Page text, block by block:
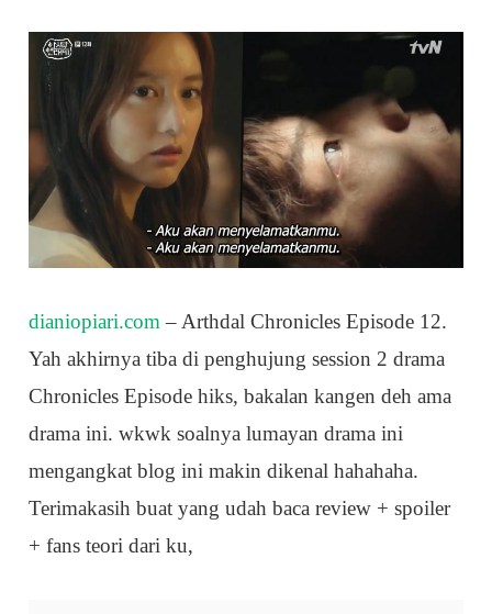
dianiopiari.com– Arthdal Chronicles Episode 12.
Yah akhirnya tiba di penghujung session 2 drama
Chronicles Episode hiks, bakalan kangen deh ama
drama ini. wkwk soalnya lumayan drama ini
mengangkat blog ini makin dikenal hahahaha.
Terimakasih buat yang udah baca review + spoiler
+ fans teori dari ku,